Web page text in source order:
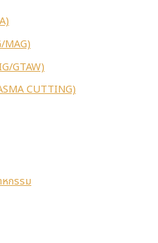
MAG)
GTAW)
CUTTING)
หกรรม